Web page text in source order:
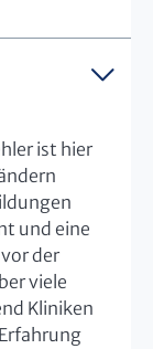
ist hier
und eine
der
viele
Kliniken